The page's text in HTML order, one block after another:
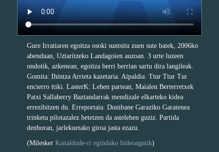
Gure Irratiaren egoitza osoki suntsitu zuen sute batek, 2006ko
abenduan, Uztaritzeko Landagoien auzoan. 3 urte luzeen
ondotik, azkenean, egoitza berri berrian sartu dira langileak.
Gomita: Ihintza Arrieta kazetaria. Aipaldia: Ttur Ttur Tur
encierro ttiki. LasterK: Lehen partean, Maialen Berterretxek
Patxi Sallaberry Baztandarrak mendizale elkarteko kidea
errezibitzen du. Erreportaia: Donibane Garaziko Garatenea
trinketa pilotazalez betetzen da astelehen guziz. Partida
denboran, jarlekuetako giroa jasta ezazu.
(Milesker Kanaldude-ri egindako bideoagatik)